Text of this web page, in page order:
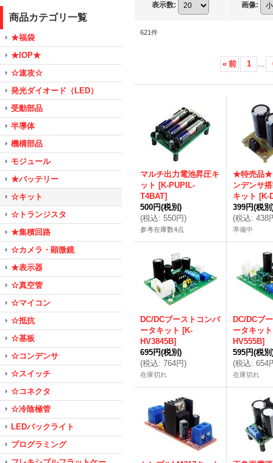
商品カテゴリ一覧
★福袋
★IOP★
☆速攻☆
発光ダイオード（LED）
受動部品
半導体
機構部品
モジュール
★バッテリー
☆キット
☆トランジスタ
★集積回路
☆カメラ・顕微鏡
★表示器
☆真空管
☆マイコン
☆抵抗
☆基板
☆コンデンサ
☆スイッチ
☆コネクタ
☆冷陰極管
LEDバックライト
プログラミング
表示数: 画像:
621件
« 前 1 ...
マルチ出力電池昇圧キ
ット [K-PUPIL-
T4BAT]
500円(税別)
(税込: 550円)
参考在庫数4点
★特売品★
ンデンサ
キット [K-
399円(税別
(税込: 438
準備中
DC/DCブーストコンバ
ータキット [K-
HV3845B]
695円(税別)
(税込: 764円)
在庫切れ
DC/DCブ
ータキット
HV555B]
595円(税別
(税込: 654
在庫切れ